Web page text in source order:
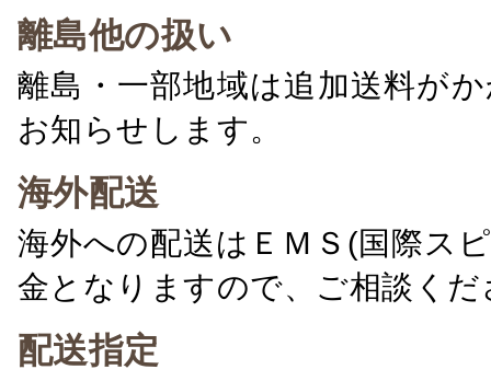
離島他の扱い
離島・一部地域は追加送料が
お知らせします。
海外配送
海外への配送はＥＭＳ(国際ス
金となりますので、ご相談くだ
配送指定